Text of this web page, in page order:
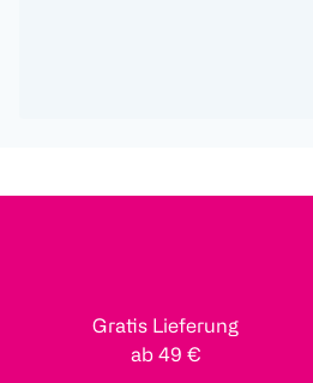
Gratis Lieferung
ab 49 €